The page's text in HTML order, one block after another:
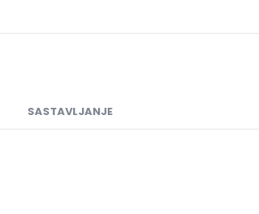
SASTAVLJANJE